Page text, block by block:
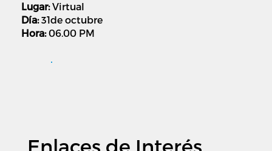
Lugar:Virtual
Día:31de octubre
Hora:06.00 PM
Enlaces de Interés